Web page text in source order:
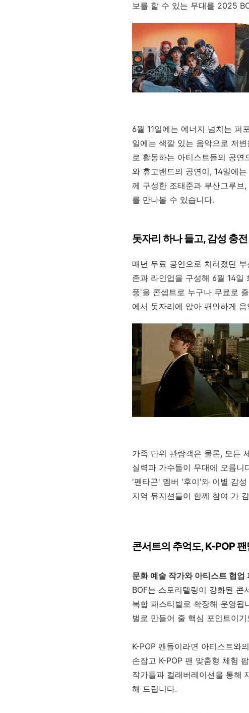
보를 할 수 있는 무대를 2025
6월 11일에는 에너지 넘치는 퍼
일에는 색깔 있는 음악으로 저
로 활동하는 아티스트들의 공연
와 휴고밴드의 공연이, 14일에
께 구성한 조태준과 부산그루브
를 만나볼 수 있습니다.
돗자리 하나 들고, 감성 충전
매년 무료 공연으로 치러졌던
존과 라인업을 구성해 6월 14일
풍'을 콘셉트로 누구나 무료로
에서 돗자리에 앉아 편안하게
가족 단위 관람객은 물론, 모든
실력파 가수들이 무대에 오릅
'펜타곤' 멤버 '후이'와 이별 감
지역 뮤지션들이 함께 참여 가
콘서트의 추억도, K-POP
문화 예술 작가와 아티스트 협업
BOF는 스토리텔링이 강화된 콘
복합 페스티벌로 확장해 운영됩
벌로 만들어 줄 핵심 포인트이
K-POP 팬들이라면 아티스트와
손잡고 K-POP 팬 맞춤형 체험
작가들과 컬래버레이션을 통해
해 드립니다.